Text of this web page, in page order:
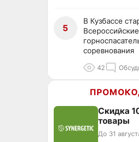
5
В Кузбассе
Всероссийские
соревнования
42
Скидка
товары
До 31